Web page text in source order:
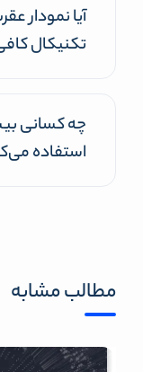
آیا نمودار
تکنیکال
چه کسانی
استفاده
مطالب مشابه